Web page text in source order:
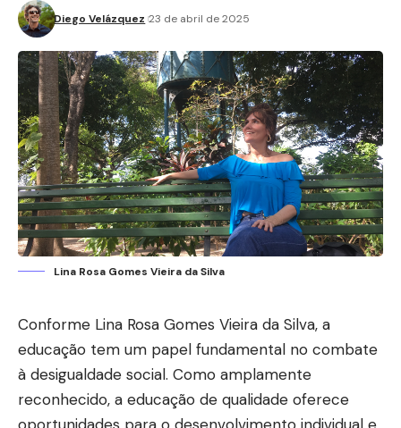
Diego Velázquez 23 de abril de 2025
Lina Rosa Gomes Vieira da Silva
Conforme Lina Rosa Gomes Vieira da Silva, a
educação tem um papel fundamental no combate
à desigualdade social. Como amplamente
reconhecido, a educação de qualidade oferece